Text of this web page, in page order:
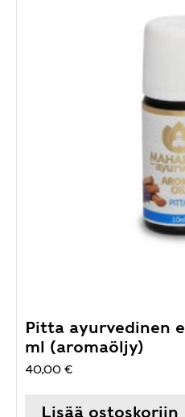
Pitta ayurvedinen
ml (aromaöljy)
40,00 €
Lisää ostoskoriin